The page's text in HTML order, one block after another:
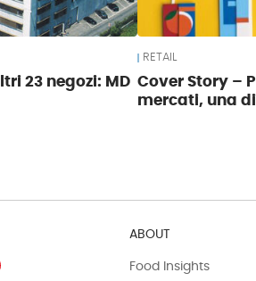
23 negozi: MD
RETAIL
Cover Story –
mercati, una
ABOUT
Food Insights